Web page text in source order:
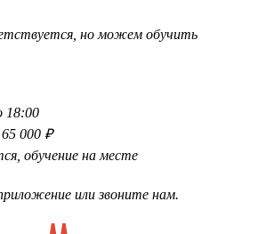
но можем обучить
18:00
000 ₽
обучение на месте
или звоните нам.